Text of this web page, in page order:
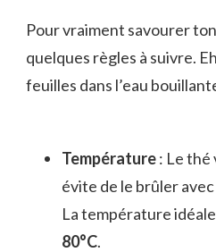
Pour vraiment savourer
quelques règles à suivre.
feuilles dans l’eau
Température: Le thé
évite de le brûler
La température
80°C.